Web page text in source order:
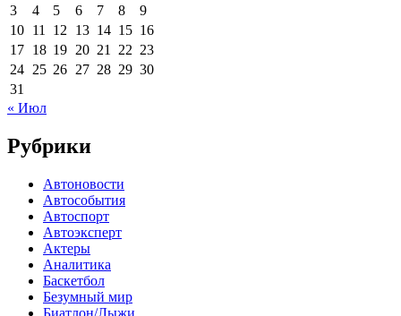
3
4 5 6 7 8
9
10 11 12 13 14 15 16
17 18 19 20 21 22 23
24 25 26 27 28 29 30
31
« Июл
Рубрики
Автоновости
Автособытия
Автоспорт
Автоэксперт
Актеры
Аналитика
Баскетбол
Безумный мир